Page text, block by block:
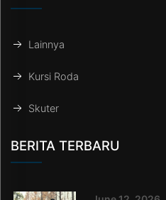
Lainnya
Kursi Roda
Skuter
BERITA TERBARU